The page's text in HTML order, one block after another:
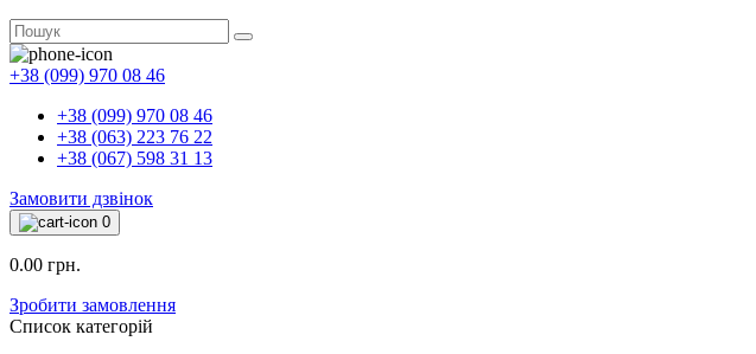
+38 (099) 970 08 46
+38 (099) 970 08 46
+38 (063) 223 76 22
+38 (067) 598 31 13
Замовити дзвінок
0
0.00 грн.
Зробити замовлення
Список категорій